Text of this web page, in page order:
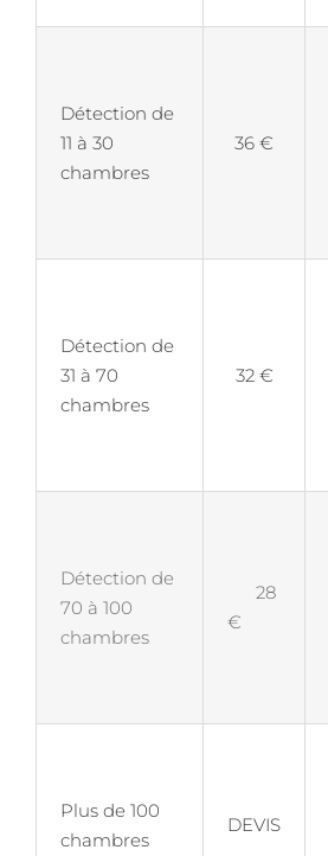
Détection de
11 à 30
chambres
36 €
Détection de
31 à 70
chambres
32 €
Détection de
70 à 100
chambres
28
€
Plus de 100
chambres
DEVIS